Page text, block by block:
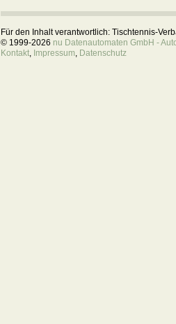
Für den Inhalt verantwortlich: Tischtennis-
© 1999-2026 nu Datenautomaten GmbH -
Kontakt, Impressum, Datenschutz